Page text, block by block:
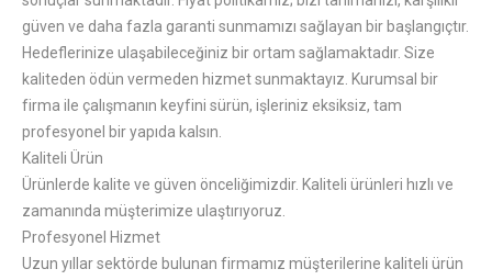
güven ve daha fazla garanti sunmamızı sağlayan bir başlangıçtır.
Hedeflerinize ulaşabileceğiniz bir ortam sağlamaktadır. Size
kaliteden ödün vermeden hizmet sunmaktayız. Kurumsal bir
firma ile çalışmanın keyfini sürün, işleriniz eksiksiz, tam
profesyonel bir yapıda kalsın.
Kaliteli Ürün
Ürünlerde kalite ve güven önceliğimizdir. Kaliteli ürünleri hızlı ve
zamanında müşterimize ulaştırıyoruz.
Profesyonel Hizmet
Uzun yıllar sektörde bulunan firmamız müşterilerine kaliteli ürün